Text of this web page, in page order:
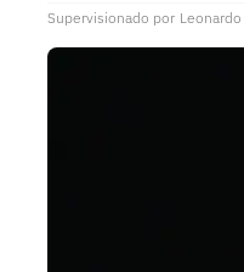
Supervisionado por